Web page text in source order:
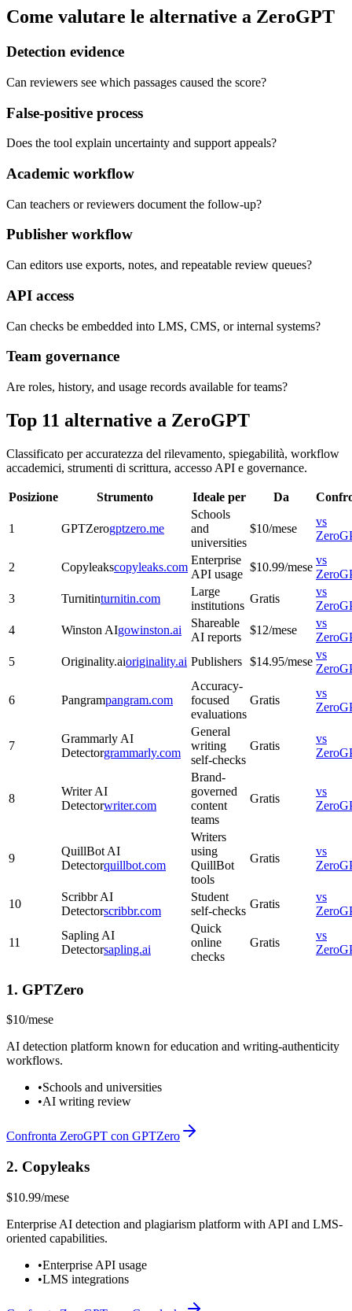
Come valutare le alternative a ZeroGPT
Detection evidence
Can reviewers see which passages caused the score?
False-positive process
Does the tool explain uncertainty and support appeals?
Academic workflow
Can teachers or reviewers document the follow-up?
Publisher workflow
Can editors use exports, notes, and repeatable review queues?
API access
Can checks be embedded into LMS, CMS, or internal systems?
Team governance
Are roles, history, and usage records available for teams?
Top 11 alternative a ZeroGPT
Classificato per accuratezza del rilevamento, spiegabilità, workflow
accademici, strumenti di scrittura, accesso API e governance.
Posizione Strumento Ideale per Da
1 GPTZerogptzero.me
Schools
and
universities
$10/mese
vs
2 Copyleakscopyleaks.com
Enterprise
API usage
$10.99/mese
vs
3
Turnitinturnitin.com
Large
institutions
Gratis
vs
4
Winston AIgowinston.ai
Shareable
AI reports
$12/mese
vs
5
Originality.aioriginality.ai Publishers $14.95/mese
vs
6 Pangrampangram.com
Accuracy-
focused
evaluations
Gratis
vs
7
Grammarly AI
Detectorgrammarly.com
General
writing
self-checks
Gratis
vs
8
Writer AI
Detectorwriter.com
Brand-
governed
content
teams
Gratis
vs
9
QuillBot AI
Detectorquillbot.com
Writers
using
QuillBot
tools
Gratis
vs
10
Scribbr AI
Detectorscribbr.com
Student
self-checks
Gratis
vs
11
Sapling AI
Detectorsapling.ai
Quick
online
checks
Gratis
vs
1. GPTZero
$10/mese
AI detection platform known for education and writing-authenticity
workflows.
•Schools and universities
•AI writing review
Confronta ZeroGPT con GPTZero
2. Copyleaks
$10.99/mese
Enterprise AI detection and plagiarism platform with API and LMS-
oriented capabilities.
•Enterprise API usage
•LMS integrations